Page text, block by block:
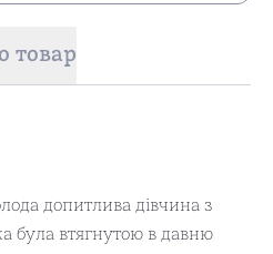
товар
допитлива дівчина з
була втягнутою в давню